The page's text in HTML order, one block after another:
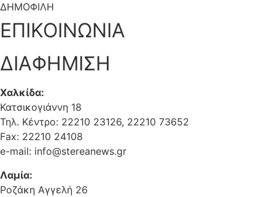
ΔΗΜΟΦΙΛΗ
ΕΠΙΚΟΙΝΩΝΙΑ
ΔΙΑΦΗΜΙΣΗ
Χαλκίδα:
Κατσικογιάννη 18
Τηλ. Κέντρο: 22210 23126, 22210 73652
Fax: 22210 24108
e-mail: info@stereanews.gr
Λαμία:
Ροζάκη Αγγελή 26